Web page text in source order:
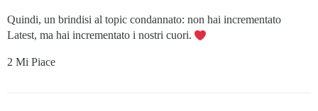
Quindi, un brindisi al topic condannato: non hai incrementato
Latest, ma hai incrementato i nostri cuori.
2 Mi Piace